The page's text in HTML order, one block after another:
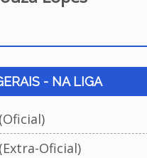
- NA LIGA
Oficial)